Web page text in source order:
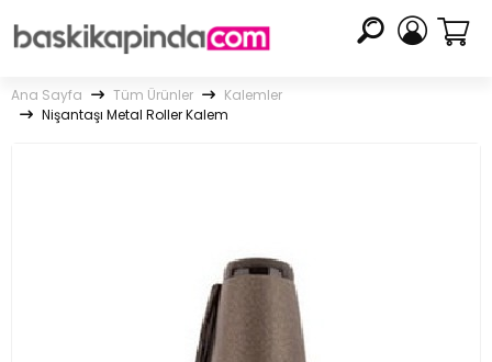
Ana Sayfa Tüm Ürünler
Kalemler
Nişantaşı Metal Roller Kalem